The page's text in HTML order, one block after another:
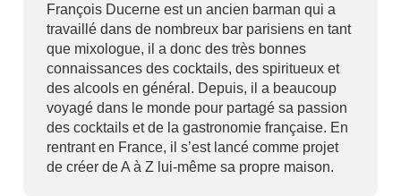
François Ducerne est un ancien barman qui a
travaillé dans de nombreux bar parisiens en tant
que mixologue, il a donc des très bonnes
connaissances des cocktails, des spiritueux et
des alcools en général. Depuis, il a beaucoup
voyagé dans le monde pour partagé sa passion
des cocktails et de la gastronomie française. En
rentrant en France, il s’est lancé comme projet
de créer de A à Z lui-même sa propre maison.